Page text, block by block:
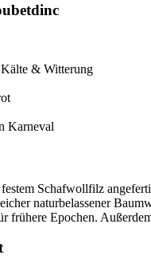
& Witterung
Karneval
Schafwollfilz
naturbelassener
frühere Epochen.